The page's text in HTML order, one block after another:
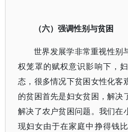
（六）强调性别与贫困
世界发展学非常重视性别
权笼罩的赋权意识影响下，
态，很多情况下贫困女性化客
的贫困首先是妇女贫困，解决
解决了农户贫困问题。我们在
现妇女由于在家庭中挣得钱